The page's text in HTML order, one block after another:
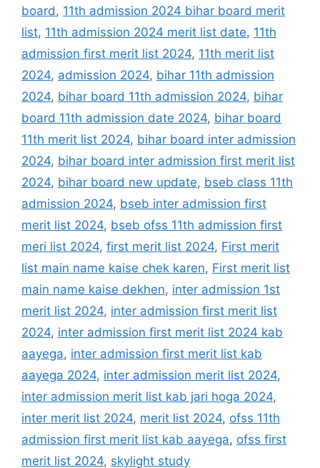
board, 11th admission 2024 bihar board merit
list, 11th admission 2024 merit list date, 11th
admission first merit list 2024, 11th merit list
2024, admission 2024, bihar 11th admission
2024, bihar board 11th admission 2024, bihar
board 11th admission date 2024, bihar board
11th merit list 2024, bihar board inter admission
2024, bihar board inter admission first merit list
2024, bihar board new update, bseb class 11th
admission 2024, bseb inter admission first
merit list 2024, bseb ofss 11th admission first
meri list 2024, first merit list 2024, First merit
list main name kaise chek karen, First merit list
main name kaise dekhen, inter admission 1st
merit list 2024, inter admission first merit list
2024, inter admission first merit list 2024 kab
aayega, inter admission first merit list kab
aayega 2024, inter admission merit list 2024,
inter admission merit list kab jari hoga 2024,
inter merit list 2024, merit list 2024, ofss 11th
admission first merit list kab aayega, ofss first
merit list 2024, skylight study